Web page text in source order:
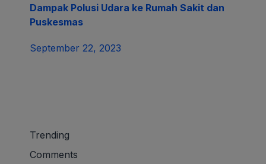
Dampak Polusi Udara ke Rumah Sakit dan
Puskesmas
September 22, 2023
Trending
Comments